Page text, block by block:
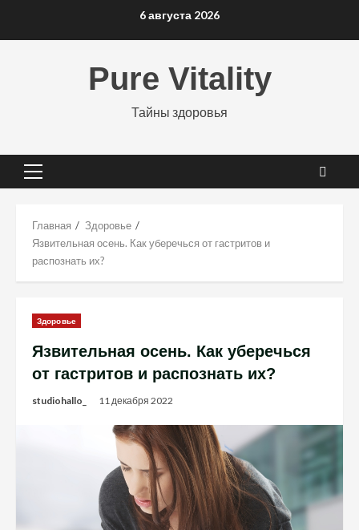
6 августа 2026
Pure Vitality
Тайны здоровья
Основное
Главная
Здоровье
Язвительная осень. Как уберечься от гастритов и
распознать их?
Здоровье
Язвительная осень. Как уберечься
от гастритов и распознать их?
studiohallo_ 11 декабря 2022